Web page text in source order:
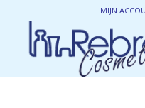
MIJN